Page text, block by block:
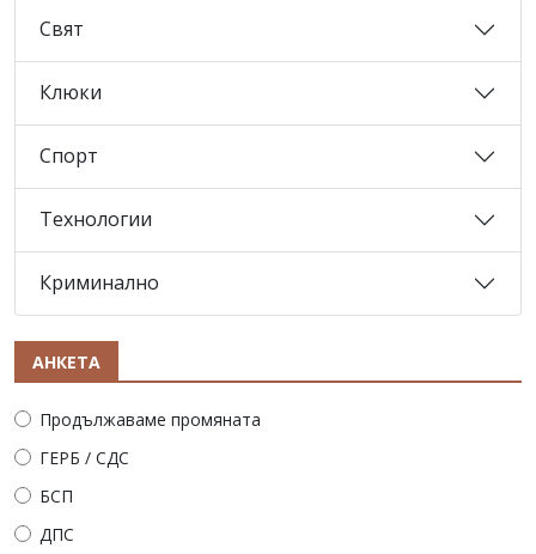
Свят
Клюки
Спорт
Технологии
Криминално
АНКЕТА
Продължаваме промяната
ГЕРБ / СДС
БСП
ДПС